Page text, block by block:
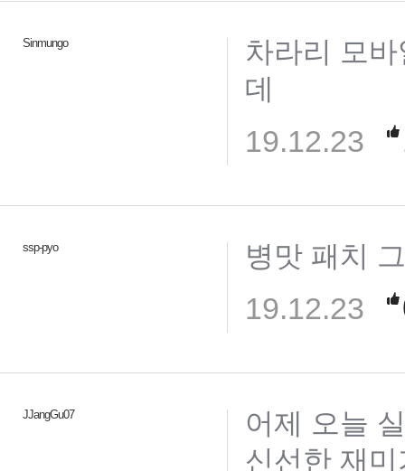
Sinmungo
차라리 모
데
19.12.23
ssp-pyo 병맛 패치
19.12.23
JJangGu07
어제 오늘
신선한 재